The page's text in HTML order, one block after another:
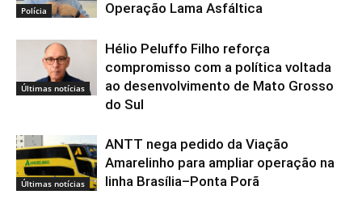
Polícia Operação Lama Asfáltica
Últimas notícias
Hélio Peluffo Filho reforça
compromisso com a política voltada
ao desenvolvimento de Mato Grosso
do Sul
Últimas notícias
ANTT nega pedido da Viação
Amarelinho para ampliar operação na
linha Brasília–Ponta Porã